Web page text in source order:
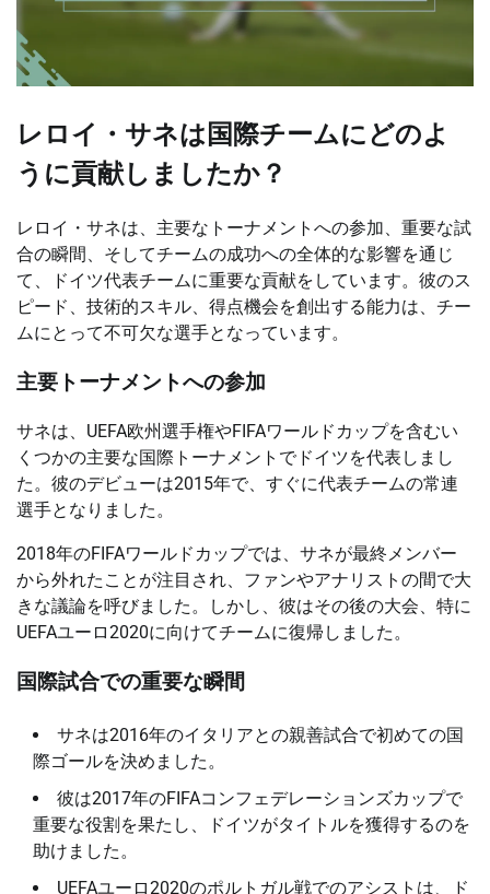
レロイ・サネは国際チームにどのよ
うに貢献しましたか？
レロイ・サネは、主要なトーナメントへの参加、重要な試
合の瞬間、そしてチームの成功への全体的な影響を通じ
て、ドイツ代表チームに重要な貢献をしています。彼のス
ピード、技術的スキル、得点機会を創出する能力は、チー
ムにとって不可欠な選手となっています。
主要トーナメントへの参加
サネは、UEFA欧州選手権やFIFAワールドカップを含むい
くつかの主要な国際トーナメントでドイツを代表しまし
た。彼のデビューは2015年で、すぐに代表チームの常連
選手となりました。
2018年のFIFAワールドカップでは、サネが最終メンバー
から外れたことが注目され、ファンやアナリストの間で大
きな議論を呼びました。しかし、彼はその後の大会、特に
UEFAユーロ2020に向けてチームに復帰しました。
国際試合での重要な瞬間
サネは2016年のイタリアとの親善試合で初めての国
際ゴールを決めました。
彼は2017年のFIFAコンフェデレーションズカップで
重要な役割を果たし、ドイツがタイトルを獲得するのを
助けました。
UEFAユーロ2020のポルトガル戦でのアシストは、ド